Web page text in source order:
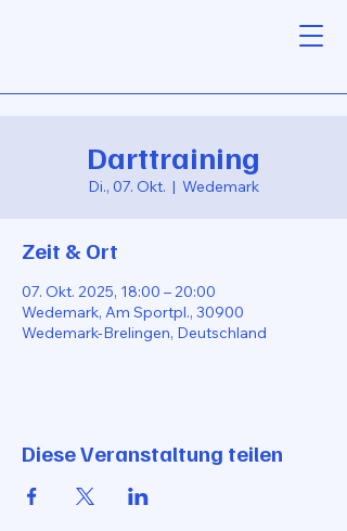
Darttraining
Di., 07. Okt.
  |
Wedemark
Zeit & Ort
07. Okt. 2025, 18:00 – 20:00
Wedemark, Am Sportpl., 30900
Wedemark-Brelingen, Deutschland
Diese Veranstaltung teilen